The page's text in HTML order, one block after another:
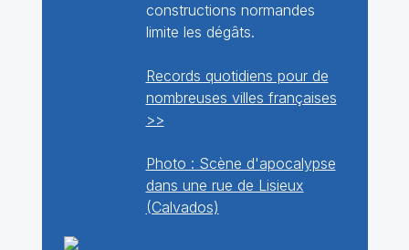
constructions normandes
limite les dégâts.
Records quotidiens pour de
nombreuses villes françaises
>>
Photo : Scène d'apocalypse
dans une rue de Lisieux
(Calvados)